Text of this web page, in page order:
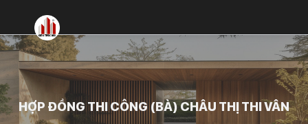
nội
dung
HỢP ĐỒNG THI CÔNG (BÀ) CHÂU THỊ THI VÂN